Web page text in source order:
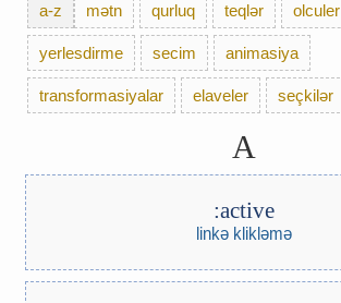
a-z mətn qurluq teqlər olculer
yerlesdirme secim animasiya
transformasiyalar elaveler seçkilər
A
:active
linkə klikləmə